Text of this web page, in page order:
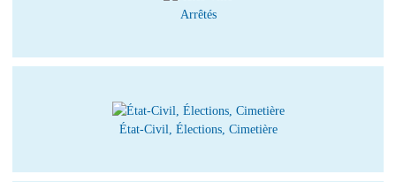
Arrêtés
État-Civil, Élections, Cimetière